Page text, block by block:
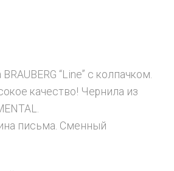
“Line” с колпачком.
качество! Чернила из
письма. Сменный